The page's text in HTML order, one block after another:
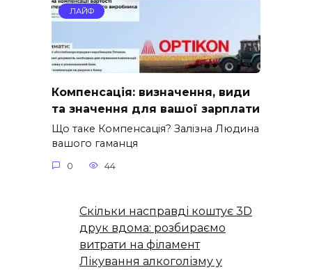
ЛАЙФ
Компенсація: визначення, види
та значення для вашої зарплати
Що таке Компенсація? Залізна Людина
вашого гаманця
0 44
Скільки насправді коштує 3D
друк вдома: розбираємо
витрати на філамент
Лікування алкоголізму у